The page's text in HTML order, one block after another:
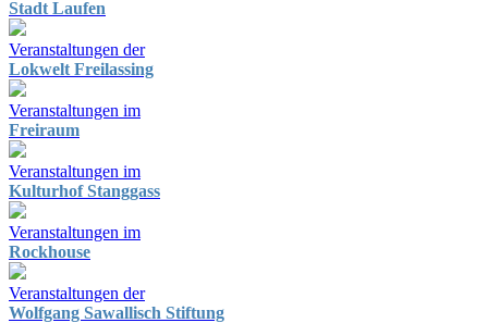
Stadt Laufen
Veranstaltungen der
Lokwelt Freilassing
Veranstaltungen im
Freiraum
Veranstaltungen im
Kulturhof Stanggass
Veranstaltungen im
Rockhouse
Veranstaltungen der
Wolfgang Sawallisch Stiftung